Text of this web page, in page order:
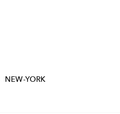
NEW-YORK